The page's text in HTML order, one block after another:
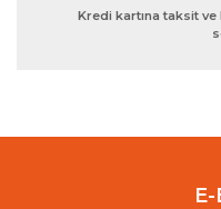
Kredi kartına taksit